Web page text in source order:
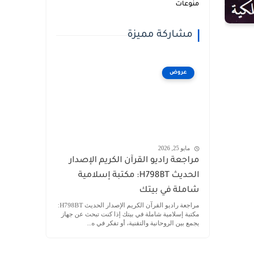
منوعات
مشاركة مميزة
عروض
مايو 25, 2026
مراجعة راديو القرآن الكريم الإصدار
الحديث H798BT: مكتبة إسلامية
شاملة في بيتك
مراجعة راديو القرآن الكريم الإصدار الحديث H798BT:
مكتبة إسلامية شاملة في بيتك إذا كنت تبحث عن جهاز
يجمع بين الروحانية والتقنية، أو تفكر في ه...